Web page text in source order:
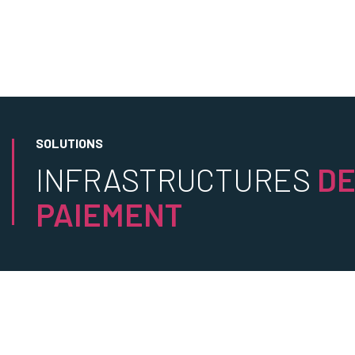
SOLUTIONS
INFRASTRUCTURES DE
PAIEMENT